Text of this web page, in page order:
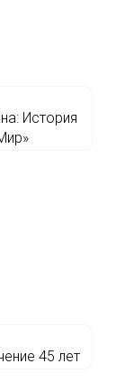
История
45 лет